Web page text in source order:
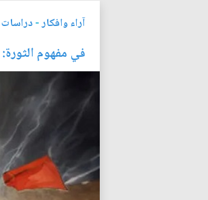
آراء وافكار-دراسات
في مفهوم